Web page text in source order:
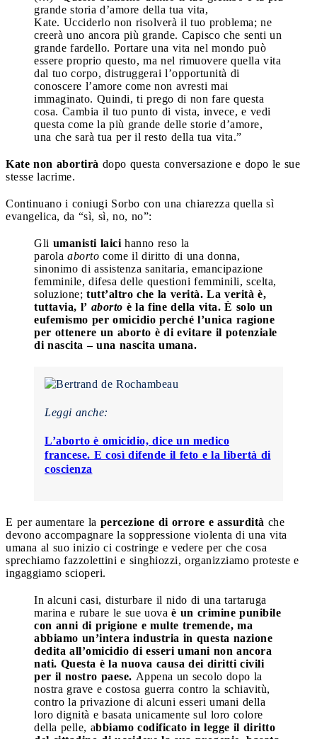
grande storia d’amore della tua vita,
Kate. Ucciderlo non risolverà il tuo problema; ne
creerà uno ancora più grande. Capisco che senti un
grande fardello. Portare una vita nel mondo può
essere proprio questo, ma nel rimuovere quella vita
dal tuo corpo, distruggerai l’opportunità di
conoscere l’amore come non avresti mai
immaginato. Quindi, ti prego di non fare questa
cosa. Cambia il tuo punto di vista, invece, e vedi
questa come la più grande delle storie d’amore,
una che sarà tua per il resto della tua vita.”
Kate non abortirà dopo questa conversazione e dopo le sue
stesse lacrime.
Continuano i coniugi Sorbo con una chiarezza quella sì
evangelica, da “sì, sì, no, no”:
Gli umanisti laici hanno reso la
parola aborto come il diritto di una donna,
sinonimo di assistenza sanitaria, emancipazione
femminile, difesa delle questioni femminili, scelta,
soluzione; tutt’altro che la verità. La verità è,
tuttavia, l’ aborto è la fine della vita. È solo un
eufemismo per omicidio perché l’unica ragione
per ottenere un aborto è di evitare il potenziale
di nascita – una nascita umana.
Leggi anche:
L’aborto è omicidio, dice un medico
francese. E così difende il feto e la libertà di
coscienza
E per aumentare la percezione di orrore e assurdità che
devono accompagnare la soppressione violenta di una vita
umana al suo inizio ci costringe e vedere per che cosa
sprechiamo fazzolettini e singhiozzi, organizziamo proteste e
ingaggiamo scioperi.
In alcuni casi, disturbare il nido di una tartaruga
marina e rubare le sue uova è un crimine punibile
con anni di prigione e multe tremende, ma
abbiamo un’intera industria in questa nazione
dedita all’omicidio di esseri umani non ancora
nati. Questa è la nuova causa dei diritti civili
per il nostro paese. Appena un secolo dopo la
nostra grave e costosa guerra contro la schiavitù,
contro la privazione di alcuni esseri umani della
loro dignità e basata unicamente sul loro colore
della pelle, abbiamo codificato in legge il diritto